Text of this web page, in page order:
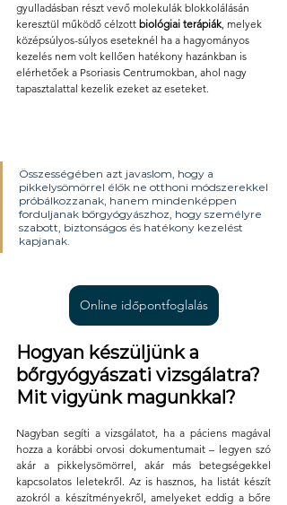
gyulladásban részt vevő molekulák blokkolálásán
keresztül működő célzott biológiai terápiák , melyek
középsúlyos-súlyos eseteknél ha a hagyományos
kezelés nem volt kellően hatékony hazánkban is
elérhetőek a Psoriasis Centrumokban, ahol nagy
tapasztalattal kezelik ezeket az eseteket.
Összességében azt javaslom, hogy a
pikkelysömörrel élők ne otthoni módszerekkel
próbálkozzanak, hanem mindenképpen
forduljanak bőrgyógyászhoz, hogy személyre
szabott, biztonságos és hatékony kezelést
kapjanak.
Online időpontfoglalás
Hogyan készüljünk a
bőrgyógyászati vizsgálatra?
Mit vigyünk magunkkal?
Nagyban segíti a vizsgálatot, ha a páciens magával
hozza a korábbi orvosi dokumentumait – legyen szó
akár a pikkelysömörrel, akár más betegségekkel
kapcsolatos leletekről. Az is hasznos, ha listát készít
azokról a készítményekről, amelyeket eddig a bőre